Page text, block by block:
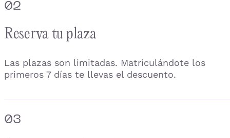
02
Reserva tu plaza
Las plazas son limitadas. Matriculándote los
primeros 7 días te llevas el descuento.
03